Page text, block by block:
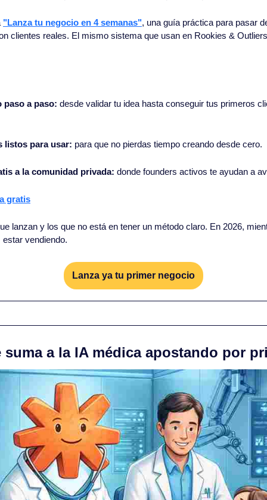
"Lanza tu negocio en 4 semanas", una guía práctica para pasar
clientes reales. El mismo sistema que usan en Rookies &
paso a paso: desde validar tu idea hasta conseguir tus primeros
listos para usar: para que no pierdas tiempo creando desde cero.
a la comunidad privada: donde founders activos te ayudan a
gratis
lanzan y los que no está en tener un método claro. En 2026,
vendiendo.
Lanza ya tu primer negocio
a la IA médica apostando por